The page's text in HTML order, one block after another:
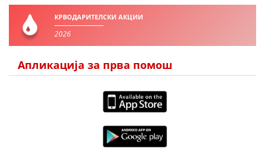
БРОШУРИ
ПРЕЗЕНТАЦИИ
КРВОДАРИТЕЛСКИ АКЦИИ
2026
Апликација за прва помош